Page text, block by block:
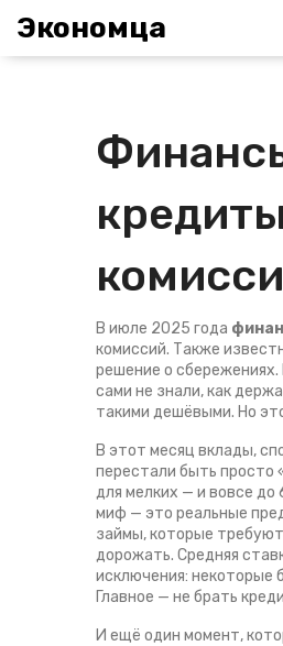
Экономца
В июле 2025 года
комиссий. Также
решение о сбережениях.
сами не знали, как
такими дешёвыми. Но
В этот месяц вклады,
перестали быть просто
для мелких — и вовсе до
миф — это реальные
займы, которые
дорожать. Средняя
исключения: некоторые
Главное — не брать
И ещё один момент,